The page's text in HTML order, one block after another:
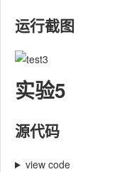
运行截图
实验5
源代码
view code